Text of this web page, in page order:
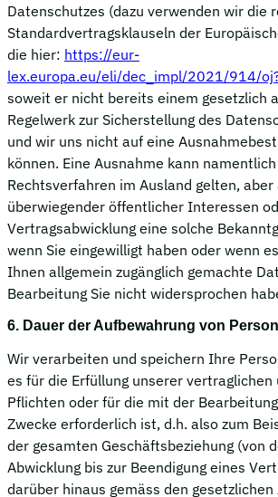
Datenschutzes (dazu verwenden wir die
Standardvertragsklauseln der
die hier: https://eur-
lex.europa.eu/eli/dec_impl/2021/914/
soweit er nicht bereits einem gesetzlich
Regelwerk zur Sicherstellung des
und wir uns nicht auf eine
können. Eine Ausnahme kann
Rechtsverfahren im Ausland gelten, aber
überwiegender öffentlicher Interessen
Vertragsabwicklung eine solche
wenn Sie eingewilligt haben oder wenn
Ihnen allgemein zugänglich gemachte
Bearbeitung Sie nicht widersprochen
6. Dauer der Aufbewahrung von
Wir verarbeiten und speichern Ihre
es für die Erfüllung unserer vertraglichen
Pflichten oder für die mit der
Zwecke erforderlich ist, d.h. also zum
der gesamten Geschäftsbeziehung (von
Abwicklung bis zur Beendigung eines
darüber hinaus gemäss den